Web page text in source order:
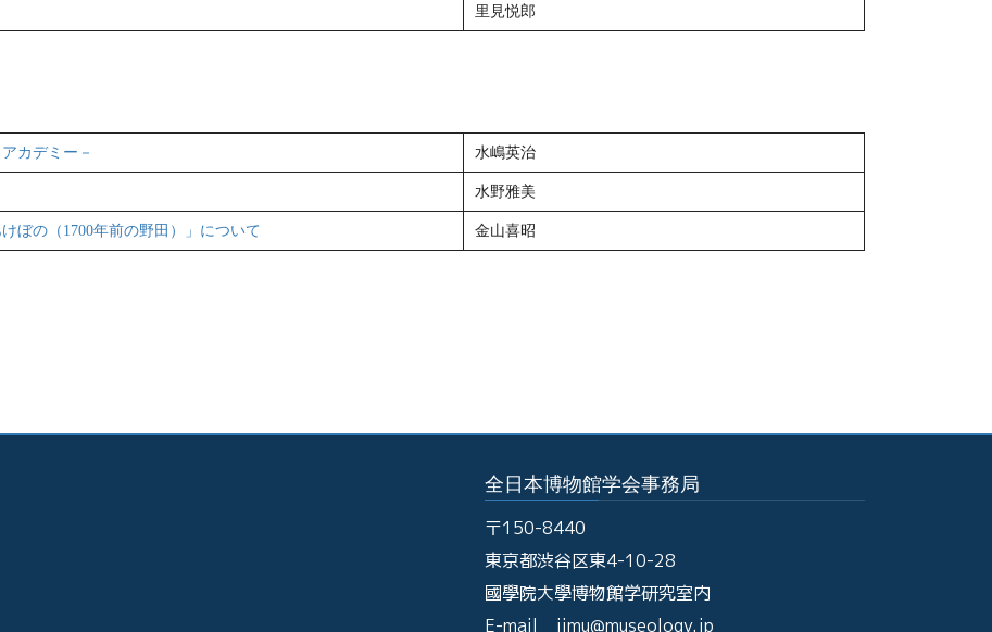
里見悦郎
カデミー－ 水嶋英治
水野雅美
ぼの（1700年前の野田）」について 金山喜昭
全日本博物館学会事務局
〒150-8440
東京都渋谷区東4-10-28
國學院大學博物館学研究室内
E-mail jimu@museology.jp